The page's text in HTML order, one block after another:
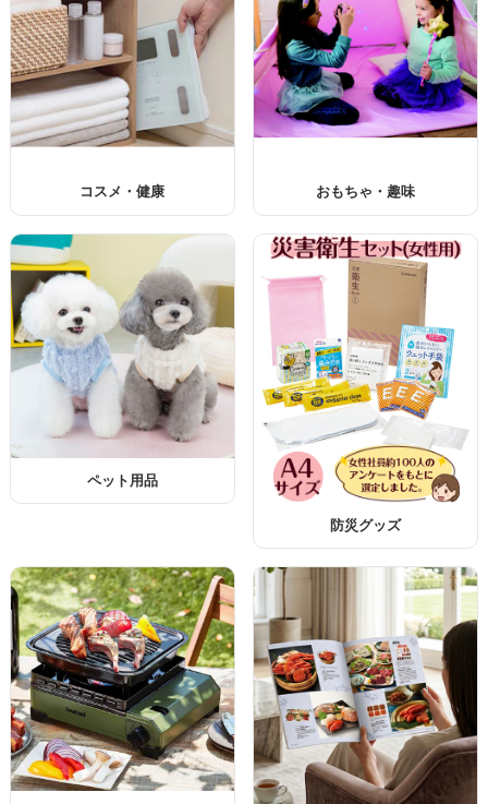
コスメ・健康 おもちゃ・趣味
ペット用品
防災グッズ